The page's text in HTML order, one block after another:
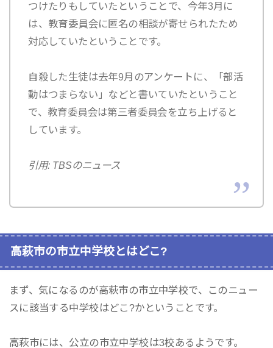
つけたりもしていたということで、今年3月に
は、教育委員会に匿名の相談が寄せられたため
対応していたということです。
自殺した生徒は去年9月のアンケートに、「部活
動はつまらない」などと書いていたということ
で、教育委員会は第三者委員会を立ち上げると
しています。
引用: TBSのニュース
高萩市の市立中学校とはどこ?
まず、気になるのが高萩市の市立中学校で、このニュー
スに該当する中学校はどこ?かということです。
高萩市には、公立の市立中学校は3校あるようです。